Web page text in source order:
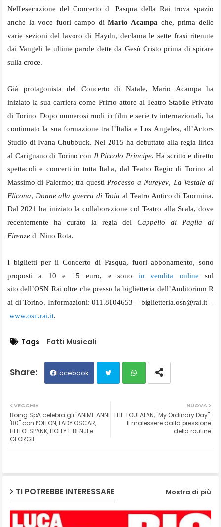
Nell'esecuzione del Concerto di Pasqua della Rai trova spazio
anche la voce fuori campo di Mario Acampa che, prima delle
varie sezioni del lavoro di Haydn, declama le sette frasi ritenute
dai Vangeli le ultime parole dette da Gesù Cristo prima di spirare
sulla croce.
Già protagonista del Concerto di Natale, Mario Acampa ha
iniziato la sua carriera come Primo attore al Teatro Stabile Privato
di Torino. Dopo numerosi ruoli in film e serie tv internazionali, ha
continuato la sua formazione tra l’Italia e Los Angeles, all’Actors
Studio di Ivana Chubbuck. Nel 2015 ha debuttato alla regia lirica
al Carignano di Torino con Il Piccolo Principe. Ha scritto e diretto
spettacoli e concerti in tutta Italia, dal Teatro Regio di Torino al
Massimo di Palermo; tra questi Processo a Nureyev, La Vestale di
Elicona, Donne alla guerra di Troia al Teatro Antico di Taormina.
Dal 2021 ha iniziato la collaborazione col Teatro alla Scala, dove
recentemente ha curato la regia del Cappello di Paglia di
Firenze di Nino Rota.
I biglietti per il Concerto di Pasqua, fuori abbonamento, sono
proposti a 10 e 15 euro, e sono in vendita online sul
sito dell’OSN Rai oltre che presso la biglietteria dell’Auditorium R
ai di Torino. Informazioni: 011.8104653 –biglietteria.osn@rai.it –
www.osn.rai.it.
Tags Fatti Musicali
Facebook
ter ats
NUOVA
THE TOULALAN, "My Ordinary Day".
Il malessere dalla pressione
della routine
VECCHIA
Boing SpA celebra gli "ANIME ANNI
'80" con POLLON, LADY OSCAR,
HELLO! SPANK, HOLLY E BENJI e
GEORGIE
TI POTREBBE INTERESSARE Mostra di più